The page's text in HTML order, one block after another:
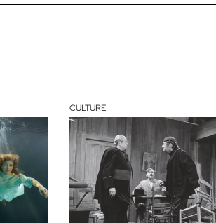
CULTURE